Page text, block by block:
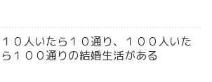
１０人いたら１０通り、１００人いた
ら１００通りの結婚生活がある